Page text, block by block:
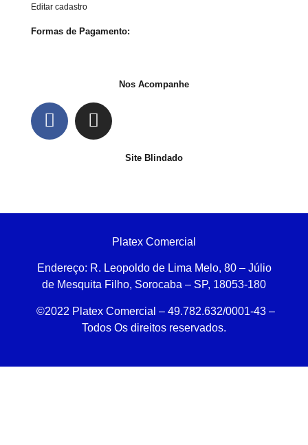
Editar cadastro
Formas de Pagamento:
Nos Acompanhe
Site Blindado
Platex Comercial
Endereço: R. Leopoldo de Lima Melo, 80 – Júlio
de Mesquita Filho, Sorocaba – SP, 18053-180
©2022 Platex Comercial – 49.782.632/0001-43 –
Todos Os direitos reservados.